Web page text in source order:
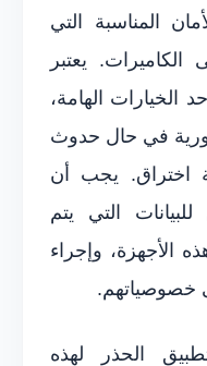
المناسبة التي
يعتبر
الخيارات الهامة،
في حال حدوث
اختراق. يجب أن
التي يتم
الأجهزة، وإجراء
خصوصياتهم.
الحذر لهذه